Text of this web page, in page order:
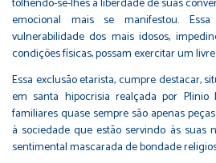
emocional mais se manifestou.
vulnerabilidade dos mais idosos,
condições físicas, possam exercitar um
Essa exclusão etarista, cumpre destacar,
em santa hipocrisia realçada por Plinio
familiares quase sempre são apenas
à sociedade que estão servindo às suas
sentimental mascarada de bondade